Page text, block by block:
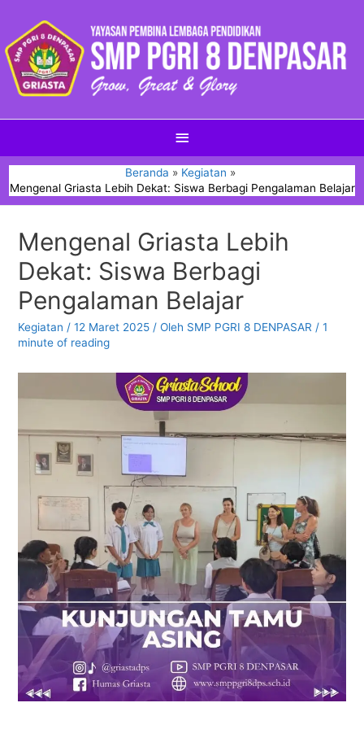
Beranda
Kegiatan
Mengenal Griasta Lebih Dekat: Siswa Berbagi Pengalaman Belajar
Mengenal Griasta Lebih
Dekat: Siswa Berbagi
Pengalaman Belajar
Kegiatan / 12 Maret 2025 / Oleh SMP PGRI 8 DENPASAR / 1
minute of reading